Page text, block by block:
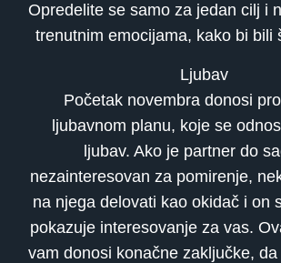
Opredelite se samo za jedan cilj i
trenutnim emocijama, kako bi bili
Ljubav
Početak novembra donosi
ljubavnom planu, koje se
ljubav. Ako je partner do
nezainteresovan za pomirenje,
na njega delovati kao okidač i on
pokazuje interesovanje za vas.
vam donosi konačne zaključke,